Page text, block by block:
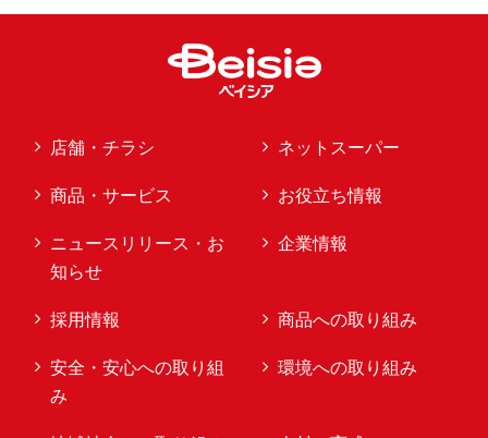
店舗・チラシ ネットスーパー
商品・サービス お役立ち情報
ニュースリリース・お
知らせ
企業情報
採用情報 商品への取り組み
安全・安心への取り組
み
環境への取り組み